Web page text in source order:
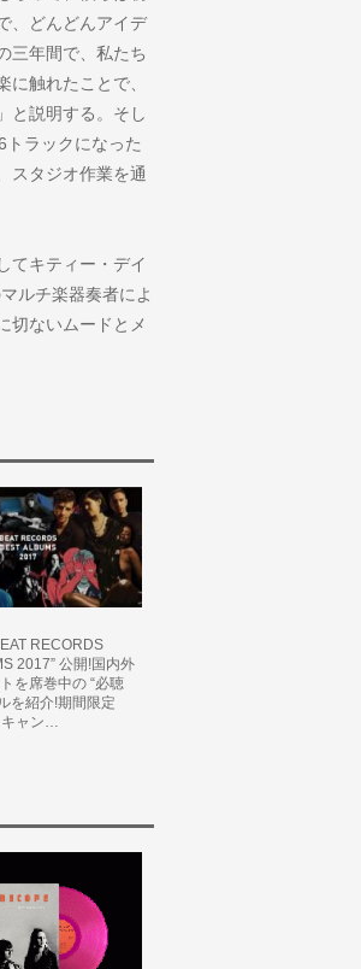
、どんどんアイデ
三年間で、私たち
触れたことで、
と説明する。そし
ラックになった
スタジオ作業を通
てキティー・デイ
ルチ楽器奏者によ
切ないムードとメ
RECORDS
2017” 公開!国内外
を席巻中の “必聴
を紹介!期間限定
キャン…